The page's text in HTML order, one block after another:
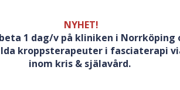
NYHET!
1 dag/v på kliniken i
kroppsterapeuter i fasciaterapi
inom kris & själavård.